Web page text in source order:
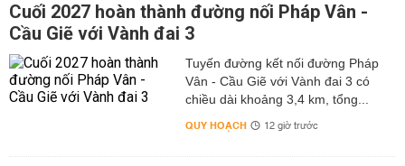
Cuối 2027 hoàn thành đường nối Pháp Vân -
Cầu Giẽ với Vành đai 3
Tuyến đường kết nối đường Pháp
Vân - Cầu Giẽ với Vành đai 3 có
chiều dài khoảng 3,4 km, tổng...
QUY HOẠCH 12 giờ trước